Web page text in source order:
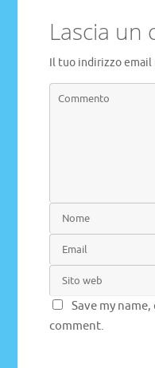
Lascia un
Il tuo indirizzo email
Save my
comment.